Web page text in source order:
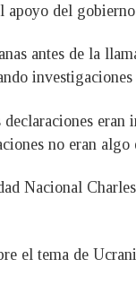
del
antes de la
no eran
Nacional
el tema de